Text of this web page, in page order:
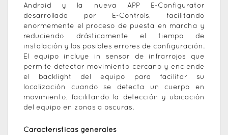
Android y la nueva APP E-Configurator
desarrollada por E-Controls, facilitando
enormemente el proceso de puesta en marcha y
reduciendo drásticamente el tiempo de
instalación y los posibles errores de configuración.
El equipo incluye in sensor de infrarrojos que
permite detectar movimiento cercano y enciende
el backlight del equipo para facilitar su
localización cuando se detecta un cuerpo en
movimiento, facilitando la detección y ubicación
del equipo en zonas a oscuras.
Características generales